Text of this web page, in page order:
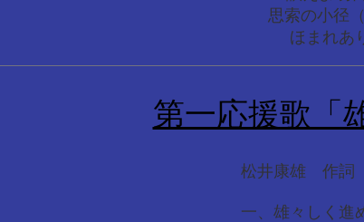
思索の小径（こみ
ほまれあ
第一応援歌「
松井康雄 作
一、雄々しく